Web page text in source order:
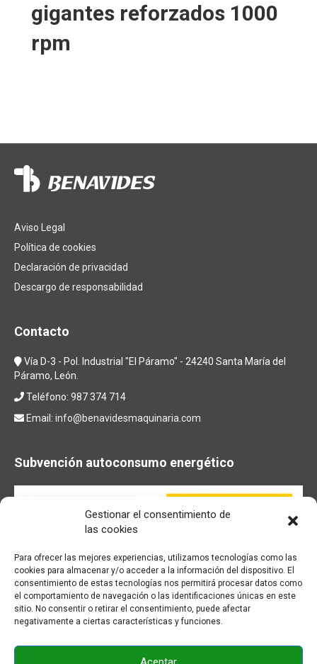
Gestionar el consentimiento de
las cookies
Para ofrecer las mejores experiencias, utilizamos tecnologías como las
cookies para almacenar y/o acceder a la información del dispositivo. El
consentimiento de estas tecnologías nos permitirá procesar datos como
el comportamiento de navegación o las identificaciones únicas en este
sitio. No consentir o retirar el consentimiento, puede afectar
negativamente a ciertas características y funciones.
gigantes reforzados 1000
rpm
Aviso Legal
Política de cookies
Declaración de privacidad
Descargo de responsabilidad
Contacto
Vía D-3 - Pol. Industrial "El Páramo" - 24240 Santa María del
Páramo, León.
Teléfono: 987 374 714
Email: info@benavidesmaquinaria.com
Subvención autoconsumo energético